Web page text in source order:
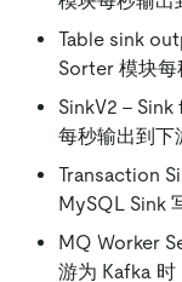
Table sink
Sorter 模块每
SinkV2 -
每秒输出到下
Transaction
MySQL Sink
MQ Worker
游为 Kafka